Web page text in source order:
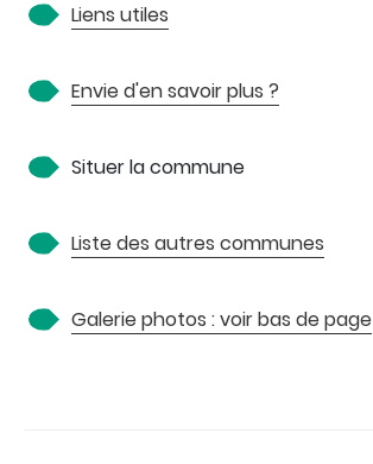
Liens utiles
Envie d'en savoir plus ?
Situer la commune
Liste des autres communes
Galerie photos : voir bas de page